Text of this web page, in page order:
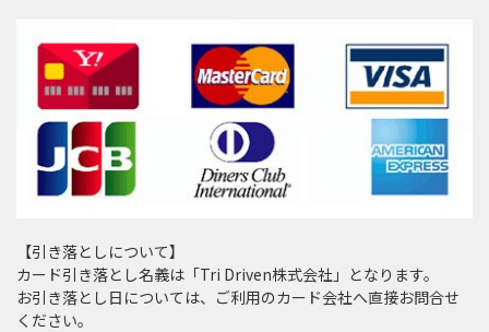
【引き落としについて】
カード引き落とし名義は「Tri Driven株式会社」となります。
お引き落とし日については、ご利用のカード会社へ直接お問合せ
ください。